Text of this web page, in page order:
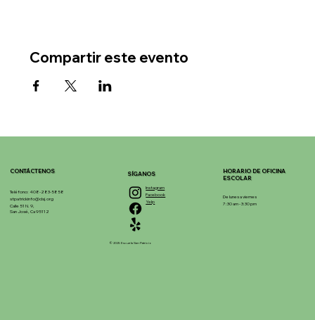
Compartir este evento
CONTÁCTENOS
Teléfono: 408-283-5858
stpatrickinfo@dsj.org
Calle 51 N. 9,
San José, Ca 95112
Instagram
Facebook
Yelp
SÍGANOS
© 2025 Escuela San Patricio
HORARIO DE OFICINA
ESCOLAR
De lunes a viernes
7:30 am - 3:30 pm